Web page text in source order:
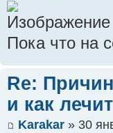
Пока что на
Re:
и как лечит
Karakar » 30